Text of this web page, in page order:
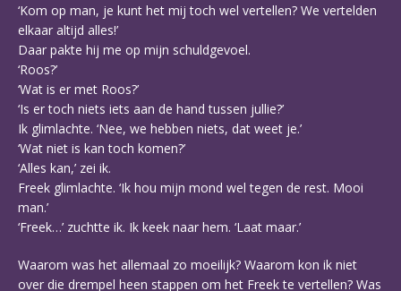
‘Kom op man, je kunt het mij toch wel vertellen? We vertelden
elkaar altijd alles!’
Daar pakte hij me op mijn schuldgevoel.
‘Roos?’
‘Wat is er met Roos?’
‘Is er toch niets iets aan de hand tussen jullie?’
Ik glimlachte. ‘Nee, we hebben niets, dat weet je.’
‘Wat niet is kan toch komen?’
‘Alles kan,’ zei ik.
Freek glimlachte. ‘Ik hou mijn mond wel tegen de rest. Mooi
man.’
‘Freek…’ zuchtte ik. Ik keek naar hem. ‘Laat maar.’
Waarom was het allemaal zo moeilijk? Waarom kon ik niet
over die drempel heen stappen om het Freek te vertellen? Was